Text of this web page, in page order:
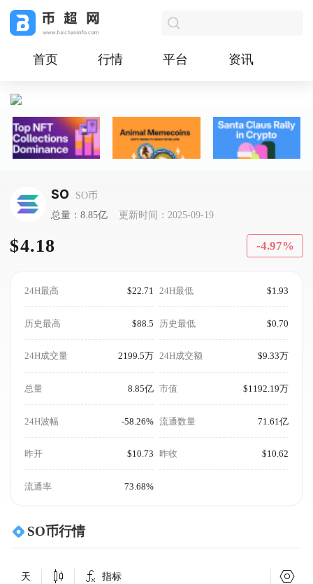
首页 行情 平台 资讯
SO
SO币
总量：8.85亿
更新时间：2025-09-19
$4.18 -4.97%
24H最高 $22.71 24H最低 $1.93
历史最高 $88.5 历史最低 $0.70
24H成交量 2199.5万 24H成交额 $9.33万
总量 8.85亿 市值 $1192.19万
24H波幅 -58.26% 流通数量 71.61亿
昨开 $10.73 昨收 $10.62
流通率 73.68%
SO币行情